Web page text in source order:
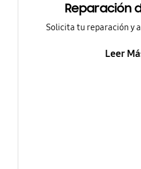
Reparación
Solicita tu reparación y
Leer